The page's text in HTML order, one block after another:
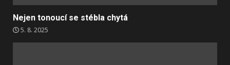
Nejen tonoucí se stébla chytá
5. 8. 2025